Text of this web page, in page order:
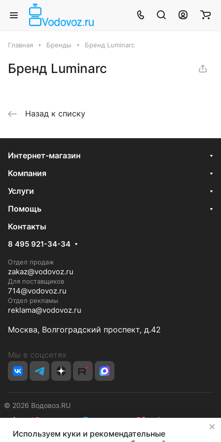
Главная Бренды Бренд Luminarc
Бренд Luminarc
Назад к списку
Интернет-магазин
Компания
Услуги
Помощь
Контакты
8 495 921-34-34
Отдел продаж
zakaz@vodovoz.ru
Для поставщиков
714@vodovoz.ru
Отдел рекламы
reklama@vodovoz.ru
Москва, Волгоградский проспект, д.42
Мы в соцсетях
© 2026 Водовоз.RU
КонфиденциальностьОферта
Используем куки и рекомендательные